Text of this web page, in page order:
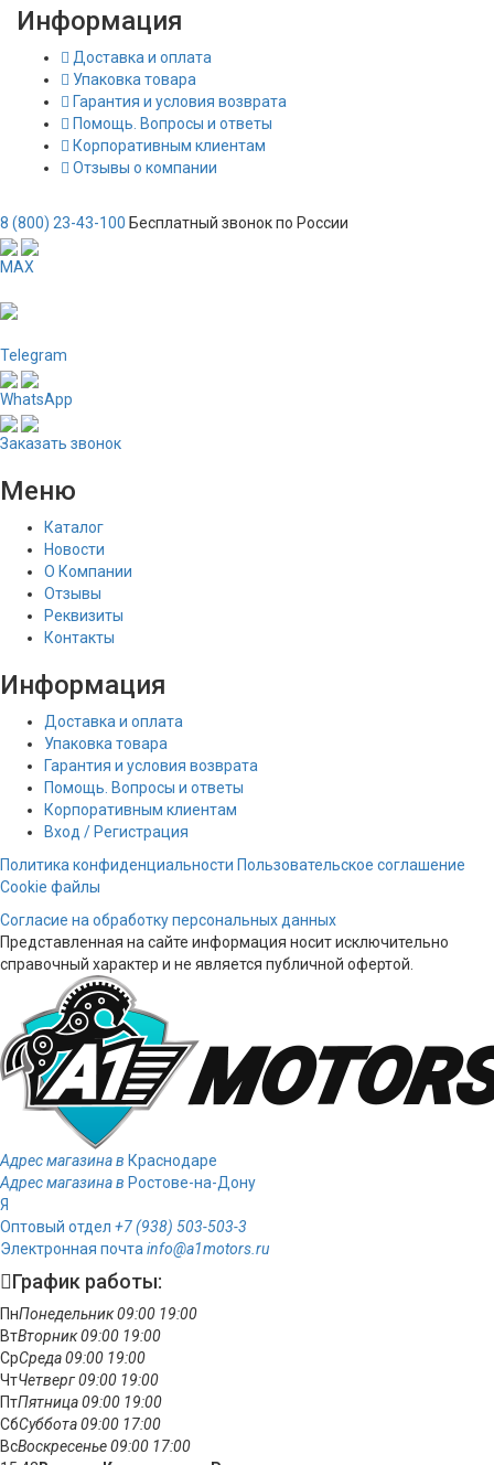
Информация
Доставка и оплата
Упаковка товара
Гарантия и условия возврата
Помощь. Вопросы и ответы
Корпоративным клиентам
Отзывы о компании
8 (800) 23-43-100 Бесплатный звонок по России
MAX
Telegram
WhatsApp
Заказать звонок
Меню
Каталог
Новости
О Компании
Отзывы
Реквизиты
Контакты
Информация
Доставка и оплата
Упаковка товара
Гарантия и условия возврата
Помощь. Вопросы и ответы
Корпоративным клиентам
Вход / Регистрация
Политика конфиденциальности Пользовательское соглашение
Cookie файлы
Согласие на обработку персональных данных
Представленная на сайте информация носит исключительно
справочный характер и не является публичной офертой.
Адрес магазина в Краснодаре
Адрес магазина в Ростове-на-Дону
Я
Оптовый отдел +7 (938) 503-503-3
Электронная почтаinfo@a1motors.ru
График работы:
ПнПонедельник09:00 19:00
ВтВторник09:00 19:00
СрСреда09:00 19:00
ЧтЧетверг09:00 19:00
ПтПятница09:00 19:00
СбСуббота09:00 17:00
ВсВоскресенье09:00 17:00